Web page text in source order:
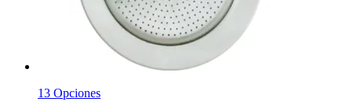
13 Opciones